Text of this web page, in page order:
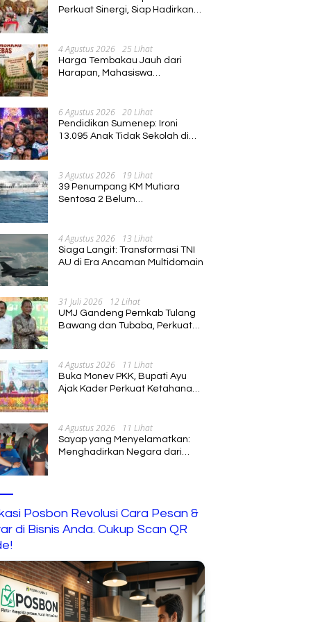
Perkuat Sinergi, Siap Hadirkan
4 Agustus 2026 25 Lihat
Harga Tembakau Jauh dari
Harapan, Mahasiswa
6 Agustus 2026 20 Lihat
Pendidikan Sumenep: Ironi
13.095 Anak Tidak Sekolah di
3 Agustus 2026 19 Lihat
39 Penumpang KM Mutiara
Sentosa 2 Belum
4 Agustus 2026 13 Lihat
Siaga Langit: Transformasi TNI
AU di Era Ancaman Multidomain
31 Juli 2026 12 Lihat
UMJ Gandeng Pemkab Tulang
Bawang dan Tubaba, Perkuat
4 Agustus 2026 11 Lihat
Buka Monev PKK, Bupati Ayu
Ajak Kader Perkuat Ketahanan
4 Agustus 2026 11 Lihat
Sayap yang Menyelamatkan:
Menghadirkan Negara dari
Posbon Revolusi Cara Pesan &
di Bisnis Anda. Cukup Scan QR